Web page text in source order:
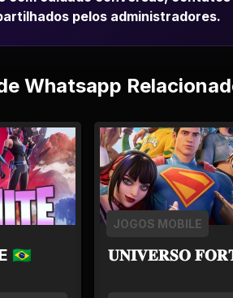
pelos administradores.
Whatsapp
🇧🇷 𝐔𝐍𝐈𝐕𝐄𝐑𝐒𝐎
JOGOS MOBILE